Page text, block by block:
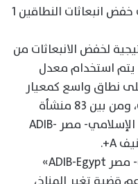
الانبعاثات بحلول عام 2030، بهدف خفض انبعاثات النطاقين 1
لخفض الانبعاثات من
يتم استخدام معدل
نطاق واسع كمعيار
لتقييم كفاءة الطاقة في المقرات، ومن بين 83 منشأة
تشغيلية تابعة لـ«مصرف أبو ظبي الإسلامي- مصر ADIB-
واتخذ «مصرف أبو ظبي الإسلامي- مصر ADIB-Egypt»